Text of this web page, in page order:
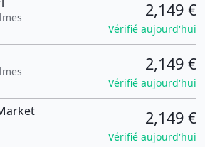
2,149 €
Vérifié aujourd'hui
2,149 €
Vérifié aujourd'hui
2,149 €
Vérifié aujourd'hui